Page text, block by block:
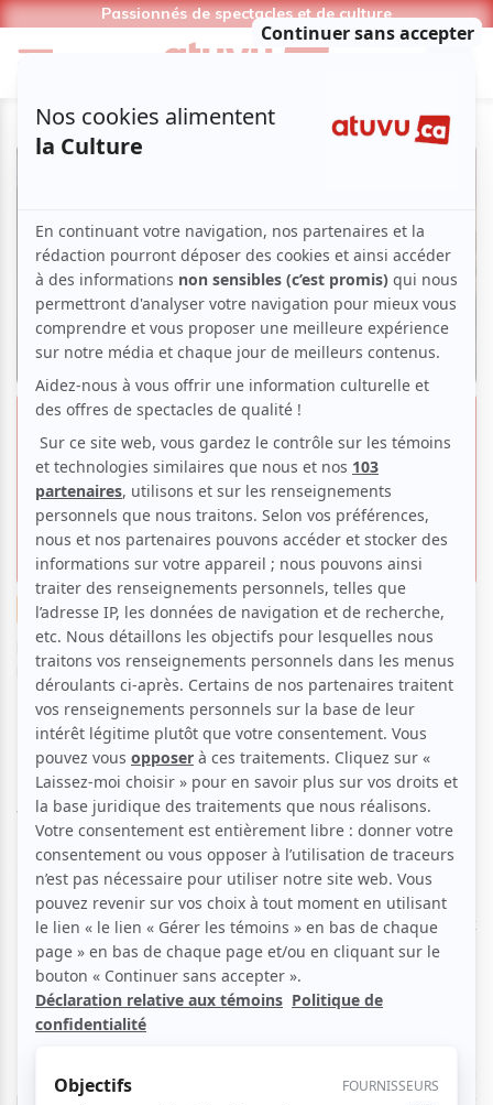
Passionnés de spectacles et de culture
24es Sommets du cinéma
d’animation | «The Square» : la
romance impossible qui s'impose
à Annecy et Tokyo
Critiques
Cinéma
ParNatacha Trautmann| 13 mai 2026 | Photo : M-Line
Distribution | Contenu original
Le lundi 11 mai a marqué le début des Sommets du
cinéma d’animation à la Cinémathèque québécoise.
Pour ouvrir cette 24e édition, la programmation a
fait le choix de diffuser pour sa première canadienne
The Squarede Kim Bo-sol. Le film s’est déjà fait sa
place sur la scène du cinéma d’animation après avoir
reçu le prix du jury Contrechamp au Festival
international du film d’animation d’Annecy et le Prix
du gouverneur au Tokyo Anime Award Festival
(TAAF).
l’ambassade de Pyongyang (Corée du Nord). Sa vie est